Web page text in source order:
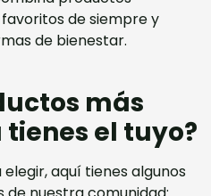
de siempre y
de bienestar.
más
el tuyo?
aquí tienes algunos